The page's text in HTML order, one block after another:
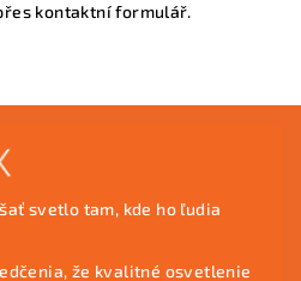
kontaktní formulář.
svetlo tam, kde ho ľudia
že kvalitné osvetlenie